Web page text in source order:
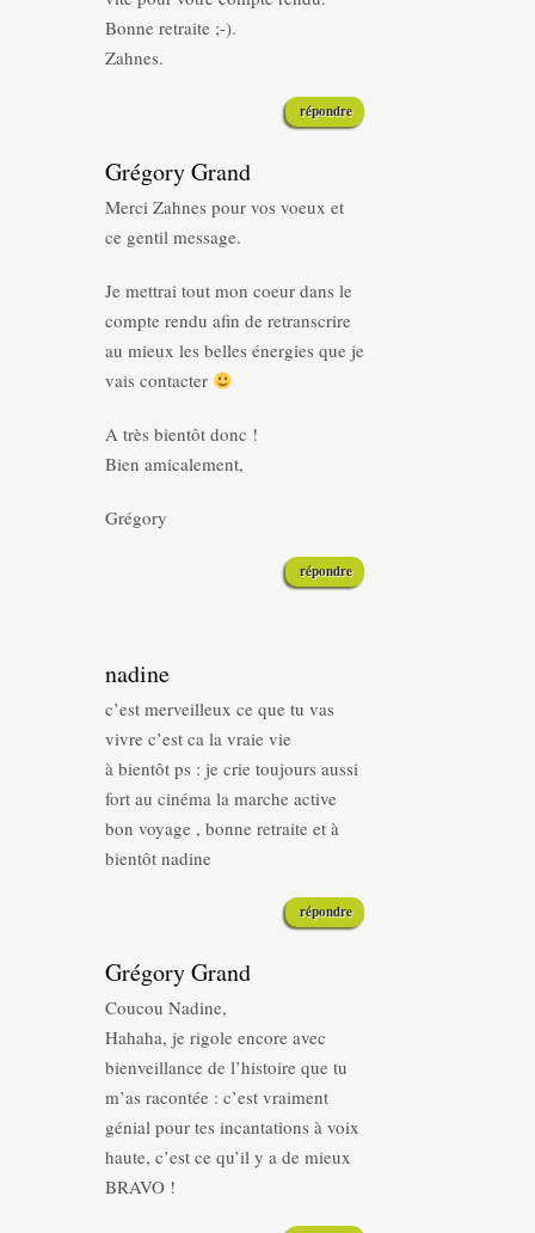
Bonne retraite ;-).
Zahnes.
répondre
Grégory Grand
Merci Zahnes pour vos voeux et
ce gentil message.
Je mettrai tout mon coeur dans le
compte rendu afin de retranscrire
au mieux les belles énergies que je
vais contacter
A très bientôt donc !
Bien amicalement,
Grégory
répondre
nadine
c’est merveilleux ce que tu vas
vivre c’est ca la vraie vie
à bientôt ps : je crie toujours aussi
fort au cinéma la marche active
bon voyage , bonne retraite et à
bientôt nadine
répondre
Grégory Grand
Coucou Nadine,
Hahaha, je rigole encore avec
bienveillance de l’histoire que tu
m’as racontée : c’est vraiment
génial pour tes incantations à voix
haute, c’est ce qu’il y a de mieux
BRAVO !